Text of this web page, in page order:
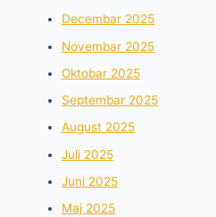
Decembar 2025
Novembar 2025
Oktobar 2025
Septembar 2025
August 2025
Juli 2025
Juni 2025
Maj 2025